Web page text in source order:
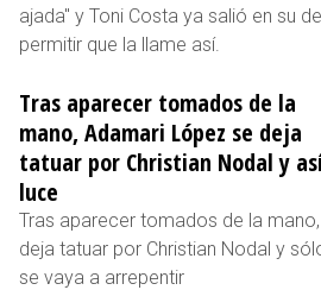
ajada" y Toni Costa ya salió en su
permitir que la llame así.
Tras aparecer tomados de la
mano, Adamari López se deja
tatuar por Christian Nodal y
luce
Tras aparecer tomados de la
deja tatuar por Christian Nodal y
se vaya a arrepentir